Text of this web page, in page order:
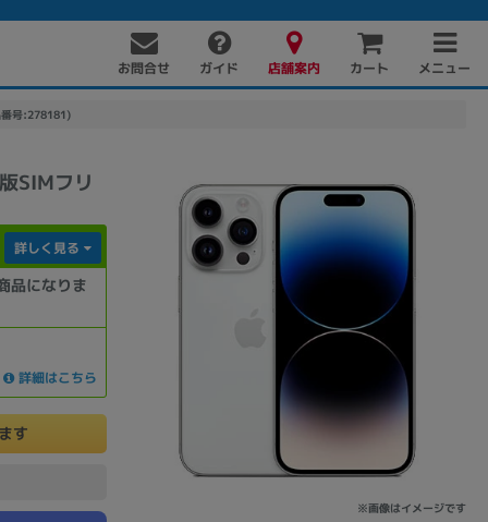
お問合せ ガイド 店舗案内 カート メニュー
号:278181)
SIMフリ
※画像はイメージです
品になりま
詳しく見る
詳細はこちら
す
PC周辺機器